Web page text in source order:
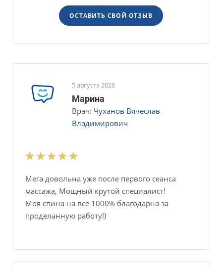
ОСТАВИТЬ СВОЙ ОТЗЫВ
5 августа 2026
Марина
Врач: Чуханов Вячеслав
Владимирович
Мега довольна уже после первого сеанса
массажа, Мощный крутой специалист!
Моя спина на все 1000% благодарна за
проделанную работу!)